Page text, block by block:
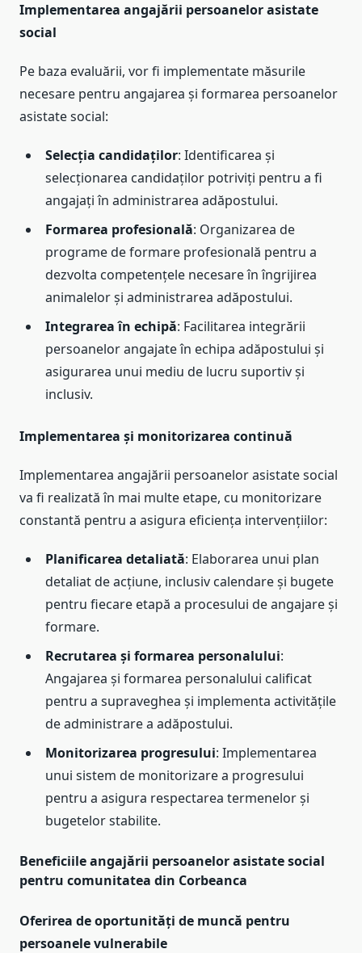
Implementarea angajării persoanelor asistate
social
Pe baza evaluării, vor fi implementate măsurile
necesare pentru angajarea și formarea persoanelor
asistate social:
Selecția candidaților: Identificarea și
selecționarea candidaților potriviți pentru a fi
angajați în administrarea adăpostului.
Formarea profesională: Organizarea de
programe de formare profesională pentru a
dezvolta competențele necesare în îngrijirea
animalelor și administrarea adăpostului.
Integrarea în echipă: Facilitarea integrării
persoanelor angajate în echipa adăpostului și
asigurarea unui mediu de lucru suportiv și
inclusiv.
Implementarea și monitorizarea continuă
Implementarea angajării persoanelor asistate social
va fi realizată în mai multe etape, cu monitorizare
constantă pentru a asigura eficiența intervențiilor:
Planificarea detaliată: Elaborarea unui plan
detaliat de acțiune, inclusiv calendare și bugete
pentru fiecare etapă a procesului de angajare și
formare.
Recrutarea și formarea personalului:
Angajarea și formarea personalului calificat
pentru a supraveghea și implementa activitățile
de administrare a adăpostului.
Monitorizarea progresului: Implementarea
unui sistem de monitorizare a progresului
pentru a asigura respectarea termenelor și
bugetelor stabilite.
Beneficiile angajării persoanelor asistate social
pentru comunitatea din Corbeanca
Oferirea de oportunități de muncă pentru
persoanele vulnerabile